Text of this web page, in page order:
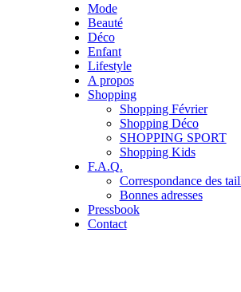
Mode
Beauté
Déco
Enfant
Lifestyle
A propos
Shopping
Shopping Février
Shopping Déco
SHOPPING SPORT
Shopping Kids
F.A.Q.
Correspondance des
Bonnes adresses
Pressbook
Contact